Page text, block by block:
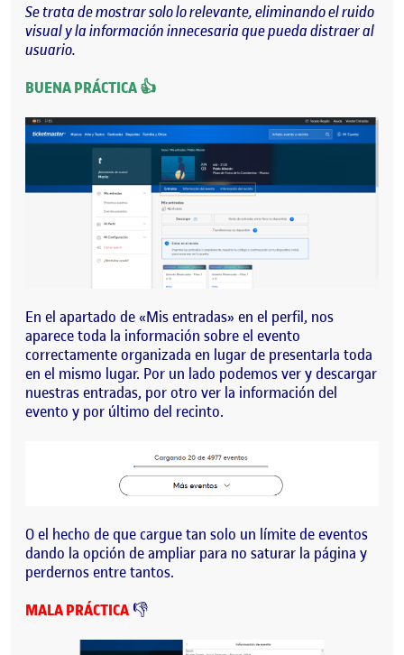
Se trata de mostrar solo lo relevante, eliminando el ruido
visual y la información innecesaria que pueda distraer al
usuario.
BUENA PRÁCTICA 👍
En el apartado de «Mis entradas» en el perfil, nos
aparece toda la información sobre el evento
correctamente organizada en lugar de presentarla toda
en el mismo lugar. Por un lado podemos ver y descargar
nuestras entradas, por otro ver la información del
evento y por último del recinto.
O el hecho de que cargue tan solo un límite de eventos
dando la opción de ampliar para no saturar la página y
perdernos entre tantos.
MALA PRÁCTICA 👎